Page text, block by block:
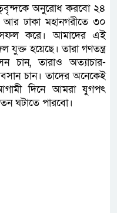
অনুরোধ করবো ২৪
আর ঢাকা মহানগরীতে ৩০
সফল করে। আমাদের এই
হয়েছে। তারা গণতন্ত্র
চান, তারাও অত্যাচার-
চান। তাদের অনেকেই
দিনে আমরা যুগপৎ
ঘটাতে পারবো।